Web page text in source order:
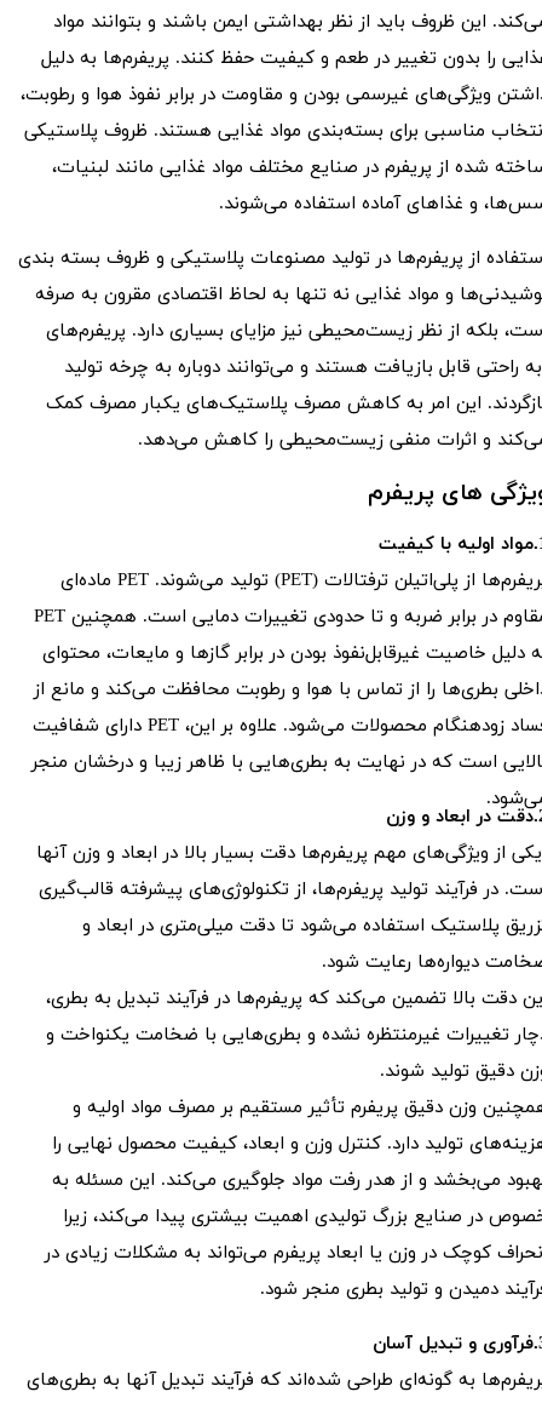
این ظروف باید از نظر بهداشتی ایمن باشند و بتوانند مواد
را بدون تغییر در طعم و کیفیت حفظ کنند. پریفرم‌ها به دلیل
ویژگی‌های غیرسمی بودن و مقاومت در برابر نفوذ هوا و رطوبت،
مناسبی برای بسته‌بندی مواد غذایی هستند. ظروف پلاستیکی
شده از پریفرم در صنایع مختلف مواد غذایی مانند لبنیات،
و غذاهای آماده استفاده می‌شوند.
از پریفرم‌ها در تولید مصنوعات پلاستیکی و ظروف بسته‌ بندی
و مواد غذایی نه تنها به لحاظ اقتصادی مقرون به صرفه
بلکه از نظر زیست‌محیطی نیز مزایای بسیاری دارد. پریفرم‌های
راحتی قابل بازیافت هستند و می‌توانند دوباره به چرخه تولید
این امر به کاهش مصرف پلاستیک‌های یکبار مصرف کمک
و اثرات منفی زیست‌محیطی را کاهش می‌دهد.
های پریفرم
پریفرم‌ها از پلی‌اتیلن ترفتالات (PET) تولید می‌شوند. PET ماده‌ای
مقاوم در برابر ضربه و تا حدودی تغییرات دمایی است. همچنین PET
دلیل خاصیت غیرقابل‌نفوذ بودن در برابر گازها و مایعات، محتوای
بطری‌ها را از تماس با هوا و رطوبت محافظت می‌کند و مانع از
فساد زودهنگام محصولات می‌شود. علاوه بر این، PET دارای شفافیت
است که در نهایت به بطری‌هایی با ظاهر زیبا و درخشان منجر
وزن
از ویژگی‌های مهم پریفرم‌ها دقت بسیار بالا در ابعاد و وزن آنها
در فرآیند تولید پریفرم‌ها، از تکنولوژی‌های پیشرفته قالب‌گیری
پلاستیک استفاده می‌شود تا دقت میلی‌متری در ابعاد و
دیواره‌ها رعایت شود.
دقت بالا تضمین می‌کند که پریفرم‌ها در فرآیند تبدیل به بطری،
تغییرات غیرمنتظره نشده و بطری‌هایی با ضخامت یکنواخت و
دقیق تولید شوند.
وزن دقیق پریفرم تأثیر مستقیم بر مصرف مواد اولیه و
تولید دارد. کنترل وزن و ابعاد، کیفیت محصول نهایی را
می‌بخشد و از هدر رفت مواد جلوگیری می‌کند. این مسئله به
در صنایع بزرگ تولیدی اهمیت بیشتری پیدا می‌کند، زیرا
کوچک در وزن یا ابعاد پریفرم می‌تواند به مشکلات زیادی در
دمیدن و تولید بطری منجر شود.
آسان
به گونه‌ای طراحی شده‌اند که فرآیند تبدیل آنها به بطری‌های